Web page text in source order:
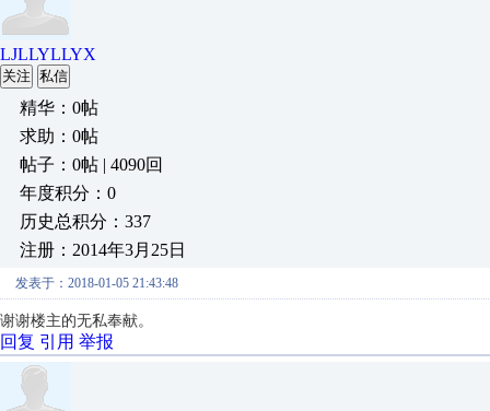
LJLLYLLYX
关注 私信
精华：0帖
求助：0帖
帖子：0帖 | 4090回
年度积分：0
历史总积分：337
注册：2014年3月25日
发表于：2018-01-05 21:43:48
谢谢楼主的无私奉献。
回复 引用 举报